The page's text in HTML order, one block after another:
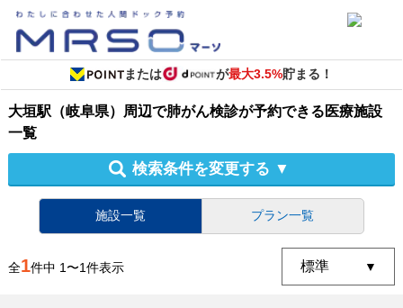
または が最大3.5%貯まる！
大垣駅（岐阜県）周辺で肺がん検診が予約できる医療施設
一覧
検索条件を変更する ▼
施設一覧 プラン一覧
全1件中 1〜1件表示